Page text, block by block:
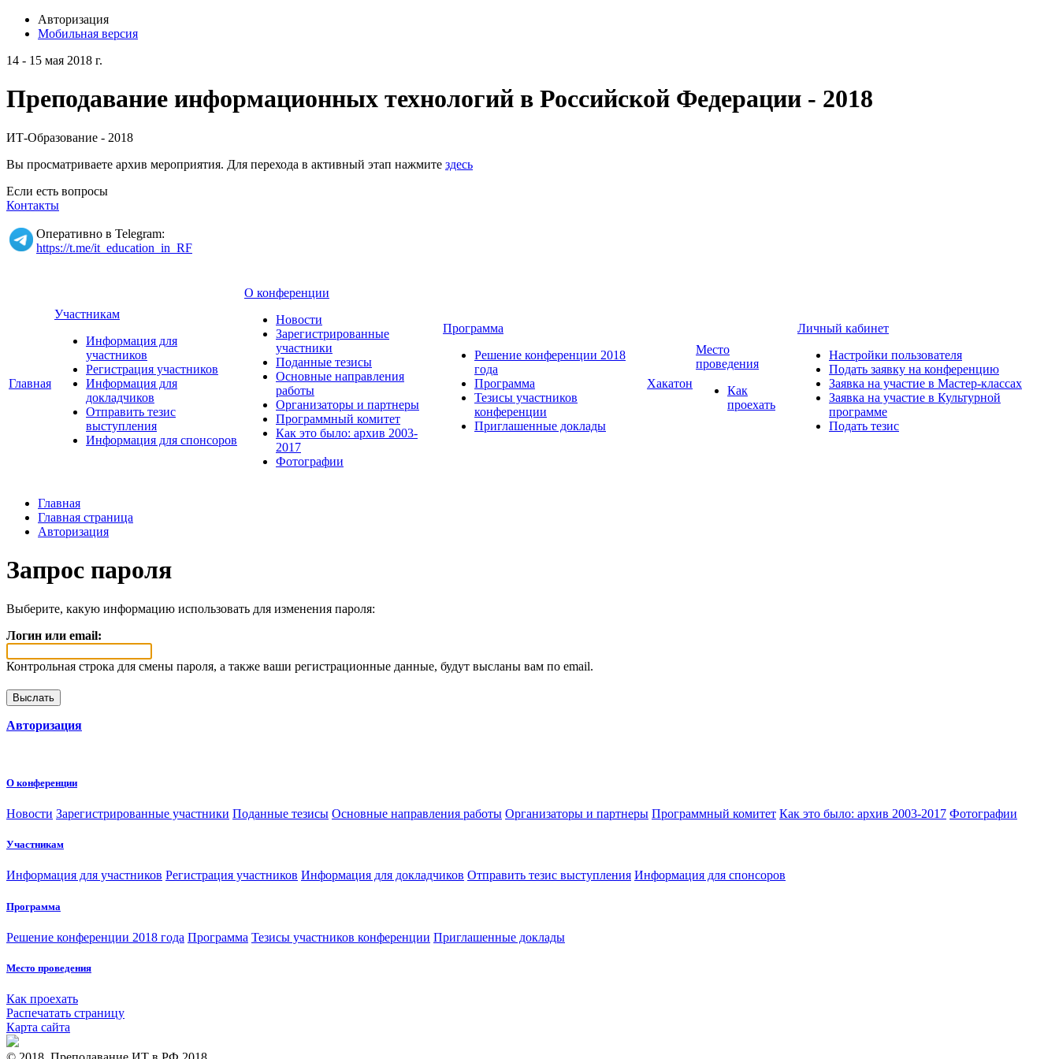
Авторизация
Мобильная версия
14 - 15 мая 2018 г.
Преподавание информационных технологий в Российской Федерации - 2018
ИТ-Образование - 2018
Вы просматриваете архив мероприятия. Для перехода в активный этап нажмите здесь
Если есть вопросы
Контакты
Оперативно в Telegram:
https://t.me/it_education_in_RF
Главная
Участникам
Информация для
участников
Регистрация участников
Информация для
докладчиков
Отправить тезис
выступления
Информация для спонсоров
О конференции
Новости
Зарегистрированные
участники
Поданные тезисы
Основные направления
работы
Организаторы и партнеры
Программный комитет
Как это было: архив 2003-
2017
Фотографии
Программа
Решение конференции 2018
года
Программа
Тезисы участников
конференции
Приглашенные доклады
Хакатон
Место
проведения
Как
проехать
Личный кабинет
Настройки пользователя
Подать заявку на конференцию
Заявка на участие в Мастер-классах
Заявка на участие в Культурной
программе
Подать тезис
Главная
Главная страница
Авторизация
Запрос пароля
Выберите, какую информацию использовать для изменения пароля:
Логин или email:
Контрольная строка для смены пароля, а также ваши регистрационные данные, будут высланы вам по email.
Авторизация
О конференции
Новости Зарегистрированные участники Поданные тезисы Основные направления работы Организаторы и партнеры Программный комитет Как это было: архив 2003-2017 Фотографии
Участникам
Информация для участников Регистрация участников Информация для докладчиков Отправить тезис выступления Информация для спонсоров
Программа
Решение конференции 2018 года Программа Тезисы участников конференции Приглашенные доклады
Место проведения
Как проехать
Распечатать страницу
Карта сайта